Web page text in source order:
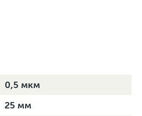
0,5 мкм
25 мм